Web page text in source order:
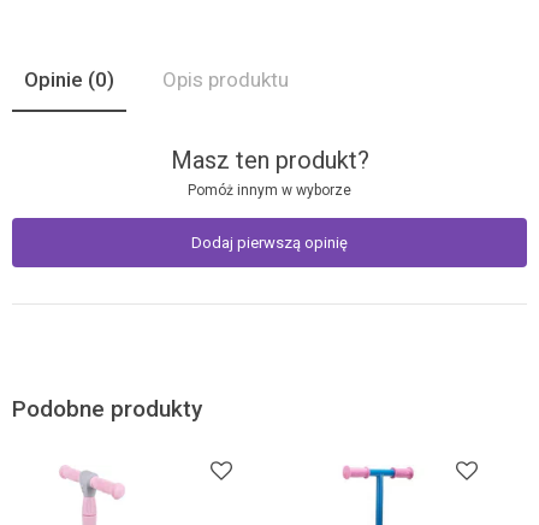
Opinie (0) Opis produktu
Masz ten produkt?
Pomóż innym w wyborze
Dodaj pierwszą opinię
Podobne produkty